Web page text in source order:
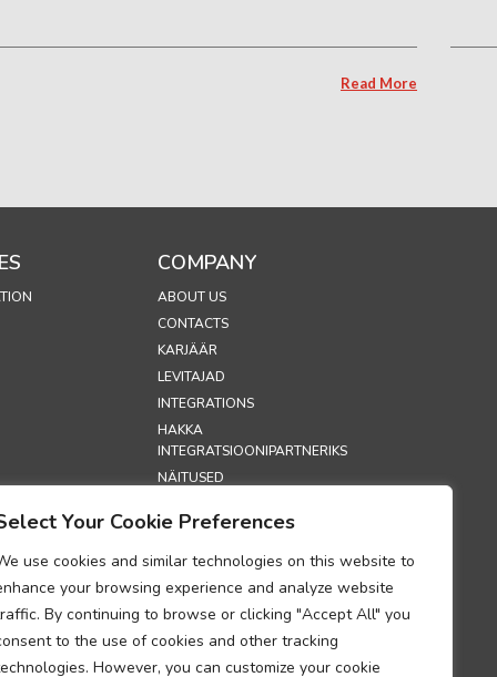
Your Cookie Preferences
use cookies and similar technologies on this website to
your browsing experience and analyze website
By continuing to browse or clicking "Accept All" you
to the use of cookies and other tracking
However, you can customize your cookie
Read More
COMPANY
ABOUT US
CONTACTS
KARJÄÄR
LEVITAJAD
INTEGRATIONS
HAKKA
INTEGRATSIOONIPARTNERIKS
NÄITUSED
TÖÖTLEMISE